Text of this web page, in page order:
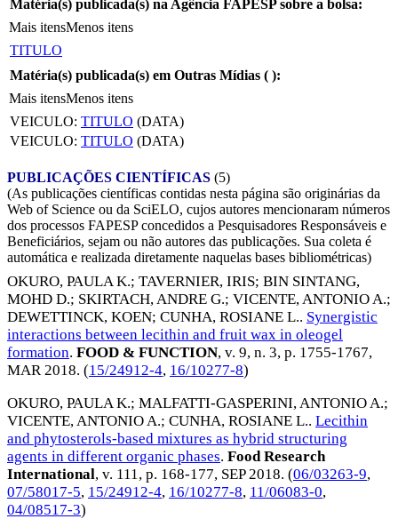
Matéria(s) publicada(s) na Agência FAPESP sobre a bolsa:
Mais itensMenos itens
TITULO
Matéria(s) publicada(s) em Outras Mídias ( ):
Mais itensMenos itens
VEICULO: TITULO (DATA)
VEICULO: TITULO (DATA)
PUBLICAÇÕES CIENTÍFICAS (5)
(As publicações científicas contidas nesta página são originárias da
Web of Science ou da SciELO, cujos autores mencionaram números
dos processos FAPESP concedidos a Pesquisadores Responsáveis e
Beneficiários, sejam ou não autores das publicações. Sua coleta é
automática e realizada diretamente naquelas bases bibliométricas)
OKURO, PAULA K.; TAVERNIER, IRIS; BIN SINTANG,
MOHD D.; SKIRTACH, ANDRE G.; VICENTE, ANTONIO A.;
DEWETTINCK, KOEN; CUNHA, ROSIANE L.. Synergistic
interactions between lecithin and fruit wax in oleogel
formation. FOOD & FUNCTION, v. 9, n. 3, p. 1755-1767,
MAR 2018. (15/24912-4, 16/10277-8)
OKURO, PAULA K.; MALFATTI-GASPERINI, ANTONIO A.;
VICENTE, ANTONIO A.; CUNHA, ROSIANE L.. Lecithin
and phytosterols-based mixtures as hybrid structuring
agents in different organic phases. Food Research
International, v. 111, p. 168-177, SEP 2018. (06/03263-9,
07/58017-5, 15/24912-4, 16/10277-8, 11/06083-0,
04/08517-3)